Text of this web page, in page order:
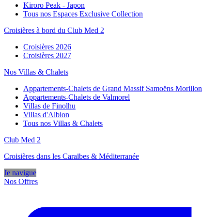
Kiroro Peak - Japon
Tous nos Espaces Exclusive Collection
Croisières à bord du Club Med 2
Croisières 2026
Croisières 2027
Nos Villas & Chalets
Appartements-Chalets de Grand Massif Samoëns Morillon
Appartements-Chalets de Valmorel
Villas de Finolhu
Villas d'Albion
Tous nos Villas & Chalets
Club Med 2
Croisières dans les Caraïbes & Méditerranée
Je navigue
Nos Offres